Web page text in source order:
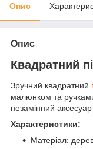
Опис
Опис
Квадратний
Зручний квадратний
малюнком та
незамінний
Характеристики:
Матеріал: